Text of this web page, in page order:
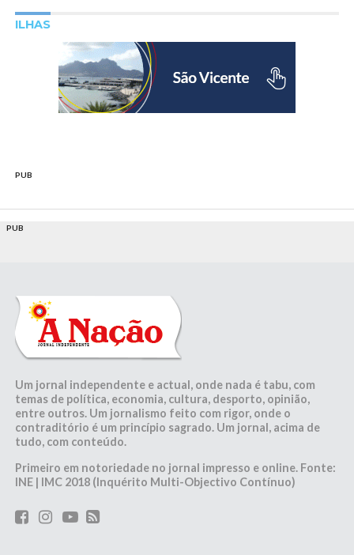
ILHAS
PUB
PUB
Um jornal independente e actual, onde nada é tabu, com
temas de política, economia, cultura, desporto, opinião,
entre outros. Um jornalismo feito com rigor, onde o
contraditório é um princípio sagrado. Um jornal, acima de
tudo, com conteúdo.
Primeiro em notoriedade no jornal impresso e online. Fonte:
INE | IMC 2018 (Inquérito Multi-Objectivo Contínuo)